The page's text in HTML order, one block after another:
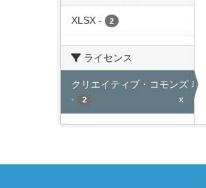
XLSX - 2
ライセンス
クリエイティブ・コモンズ 表示
-
2 x